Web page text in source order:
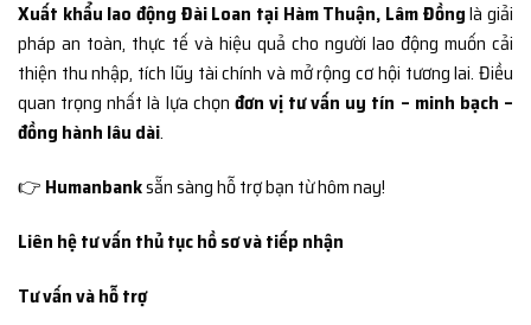
Xuất khẩu lao động Đài Loan tại Hàm Thuận, Lâm Đồnglà giải
pháp an toàn, thực tế và hiệu quả cho người lao động muốn cải
thiện thu nhập, tích lũy tài chính và mở rộng cơ hội tương lai. Điều
quan trọng nhất là lựa chọn đơn vị tư vấn uy tín – minh bạch –
đồng hành lâu dài.
👉 Humanbanksẵn sàng hỗ trợ bạn từ hôm nay!
Liên hệ tư vấn thủ tục hồ sơ và tiếp nhận
Tư vấn và hỗ trợ